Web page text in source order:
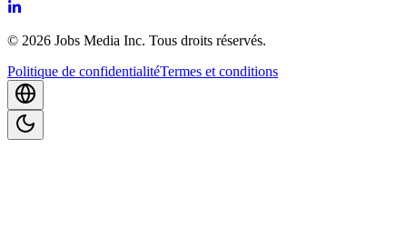
© 2026 Jobs Media Inc. Tous droits réservés.
Politique de confidentialitéTermes et conditions